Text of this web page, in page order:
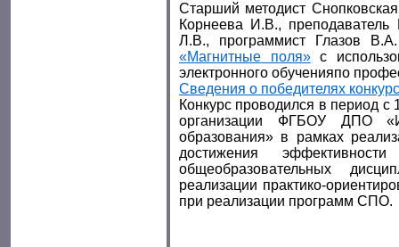
Старший методист
Корнеева И.В.,
Л.В., программист Глазов
«Магнитные поля»с
электронного обученияпо
Сведения о победителях
Конкурс проводился в период с
организации ФГБОУ ДПО
образования» в рамках
достижения
общеобразовательных
реализации практико-
при реализации программ СПО.